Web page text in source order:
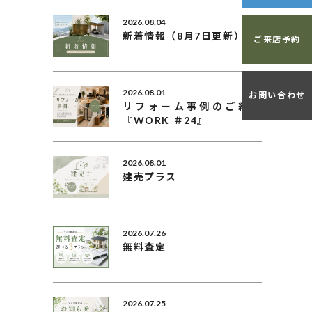
ご来店予約
お問い合わせ
2026.08.04
新着情報（8月7日更新）
2026.08.01
リフォーム事例のご紹介
『WORK ＃24』
2026.08.01
建売プラス
2026.07.26
無料査定
2026.07.25